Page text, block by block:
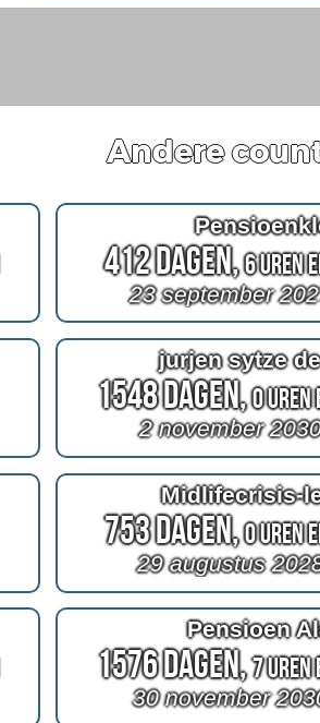
Andere
412 Dagen,6 Uren
23 september
jurjen sytze
1548 Dagen,0 Uren
2 november
Midlifecrisis-
753 Dagen,0 Uren
29 augustus
Pensioen
1576 Dagen,7 Uren
30 november